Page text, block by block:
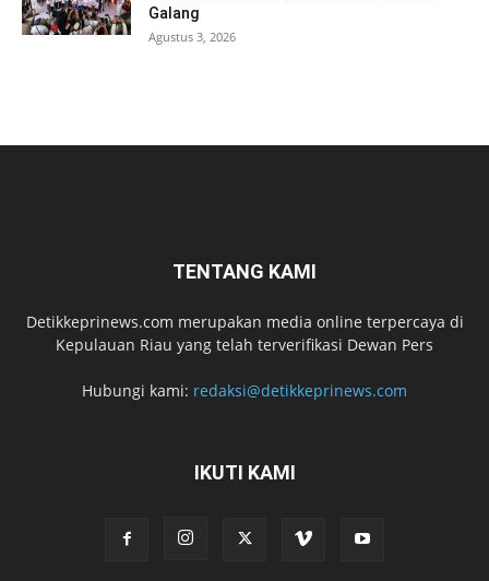
Galang
Agustus 3, 2026
TENTANG KAMI
Detikkeprinews.com merupakan media online terpercaya di
Kepulauan Riau yang telah terverifikasi Dewan Pers
Hubungi kami: redaksi@detikkeprinews.com
IKUTI KAMI